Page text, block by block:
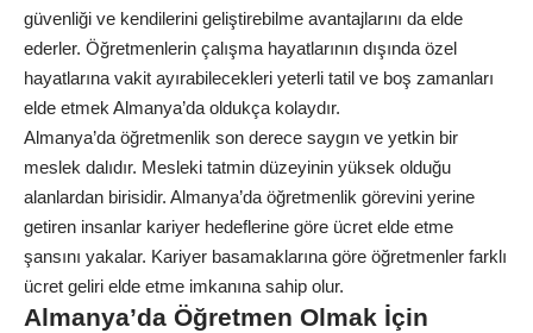
güvenliği ve kendilerini geliştirebilme avantajlarını da elde
ederler. Öğretmenlerin çalışma hayatlarının dışında özel
hayatlarına vakit ayırabilecekleri yeterli tatil ve boş zamanları
elde etmek Almanya’da oldukça kolaydır.
Almanya’da öğretmenlik son derece saygın ve yetkin bir
meslek dalıdır. Mesleki tatmin düzeyinin yüksek olduğu
alanlardan birisidir. Almanya’da öğretmenlik görevini yerine
getiren insanlar kariyer hedeflerine göre ücret elde etme
şansını yakalar. Kariyer basamaklarına göre öğretmenler farklı
ücret geliri elde etme imkanına sahip olur.
Almanya’da Öğretmen Olmak İçin